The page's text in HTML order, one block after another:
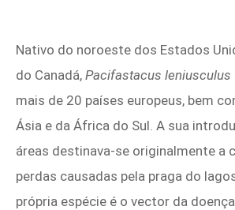
Nativo do noroeste dos Estados
do Canadá, Pacifastacus leniusculus
mais de 20 países europeus, bem
Ásia e da África do Sul. A sua
áreas destinava-se originalmente a
perdas causadas pela praga do
própria espécie é o vector da